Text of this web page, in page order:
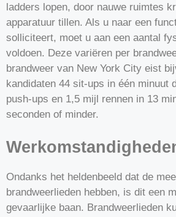
ladders lopen, door nauwe ruimtes
apparatuur tillen. Als u naar een
solliciteert, moet u aan een aantal
voldoen. Deze variëren per
brandweer van New York City eist
kandidaten 44 sit-ups in één minuut
push-ups en 1,5 mijl rennen in 13
seconden of minder.
Ondanks het heldenbeeld dat de
brandweerlieden hebben, is dit een
gevaarlijke baan. Brandweerlieden